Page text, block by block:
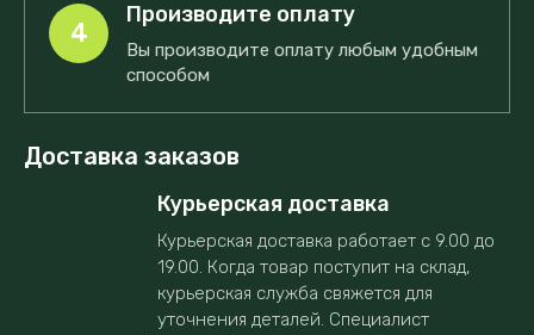
4
Производите оплату
Вы производите оплату любым удобным
способом
Доставка заказов
Курьерская доставка
Курьерская доставка работает с 9.00 до
19.00. Когда товар поступит на склад,
курьерская служба свяжется для
уточнения деталей. Специалист